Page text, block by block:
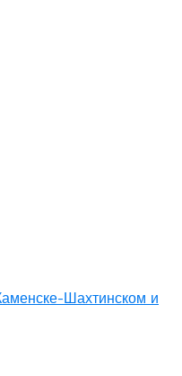
Шахтинском и